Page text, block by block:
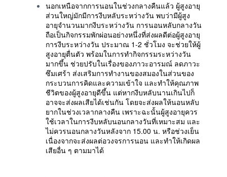
นอกเหนือจากการนอนในช่วงกลางคืนแล้ว ผู้สูงอายุ
ส่วนใหญ่มักมีการงีบหลับระหว่างวัน พบว่ามีผู้สูง
อายุจำนวนมากงีบระหว่างวัน การนอนหลับกลางวัน
ถือเป็นกิจกรรมพักผ่อนอย่างหนึ่งที่ส่งผลดีต่อผู้สูงอายุ
การงีบระหว่างวัน ประมาณ 1-2 ชั่วโมง จะช่วยให้ผู้
สูงอายุตื่นตัว พร้อมในการทำกิจกรรมระหว่างวัน
มากขึ้น ช่วยปรับในเรื่องของภาวะอารมณ์ ลดภาวะ
ซึมเศร้า ส่งเสริมการทำงานของสมองในส่วนของ
กระบวนการคิดและความเข้าใจ และทำให้คุณภาพ
ชีวิตของผู้สูงอายุดีขึ้น แต่หากงีบหลับนานเกินไปก็
อาจจะส่งผลเสียได้เช่นกัน โดยจะส่งผลให้นอนหลับ
ยากในช่วงเวลากลางคืน เพราะฉะนั้นผู้สูงอายุควร
ใช้เวลาในการงีบหลับนอนกลางวันที่เหมาะสม และ
ไม่ควรนอนกลางวันหลังจาก 15.00 น. หรือช่วงเย็น
เนื่องจากจะส่งผลต่อวงจรการนอน และทำให้เกิดผล
เสียอื่น ๆ ตามมาได้